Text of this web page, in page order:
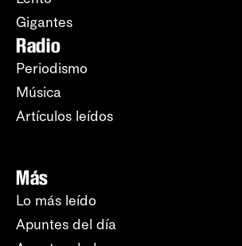
Gigantes
Radio
Periodismo
Música
Artículos leídos
Más
Lo más leído
Apuntes del día